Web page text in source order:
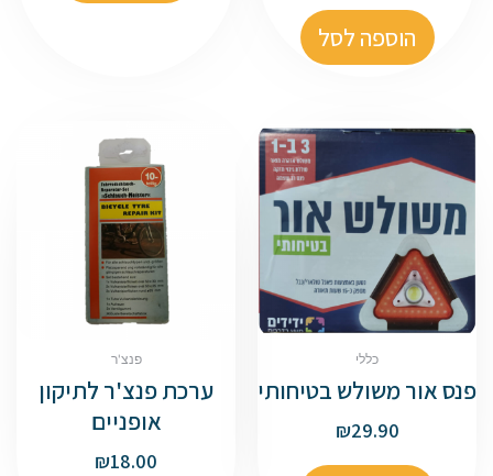
הוספה לסל
כללי
פנס אור משולש בטיחותי
₪29.90
פנצ'ר
ערכת פנצ'ר לתיקון
אופניים
₪18.00